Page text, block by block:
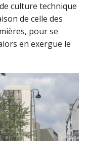
culture technique
de celle des
pour se
en exergue le